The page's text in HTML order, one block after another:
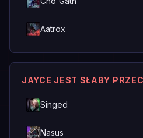
Aatrox
JAYCE JEST SŁABY
Singed
Nasus